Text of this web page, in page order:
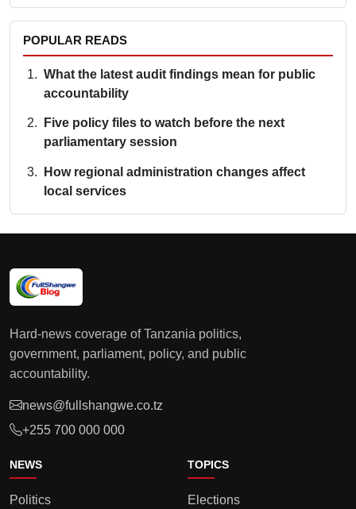
POPULAR READS
What the latest audit findings mean for public
accountability
Five policy files to watch before the next
parliamentary session
How regional administration changes affect
local services
Hard-news coverage of Tanzania politics,
government, parliament, policy, and public
accountability.
news@fullshangwe.co.tz
+255 700 000 000
NEWS
Politics
TOPICS
Elections